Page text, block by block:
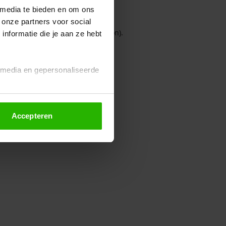
te bieden en om ons
partners voor social
die je aan ze hebt
en gepersonaliseerde
altijd wijzigen of
Accepteren
console for more information).